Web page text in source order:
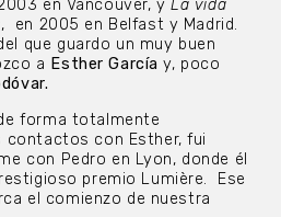
en Vancouver, yLa vida
,
en 2005 en Belfast y Madrid.
que guardo un muy buen
a Esther García y, poco
forma totalmente
contactos con Esther, fui
con Pedro en Lyon, donde él
premio Lumière.
Ese
el comienzo de nuestra